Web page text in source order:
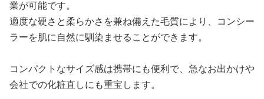
業が可能です。
適度な硬さと柔らかさを兼ね備えた毛質により、コンシー
ラーを肌に自然に馴染ませることができます。
コンパクトなサイズ感は携帯にも便利で、急なお出かけや
会社での化粧直しにも重宝します。